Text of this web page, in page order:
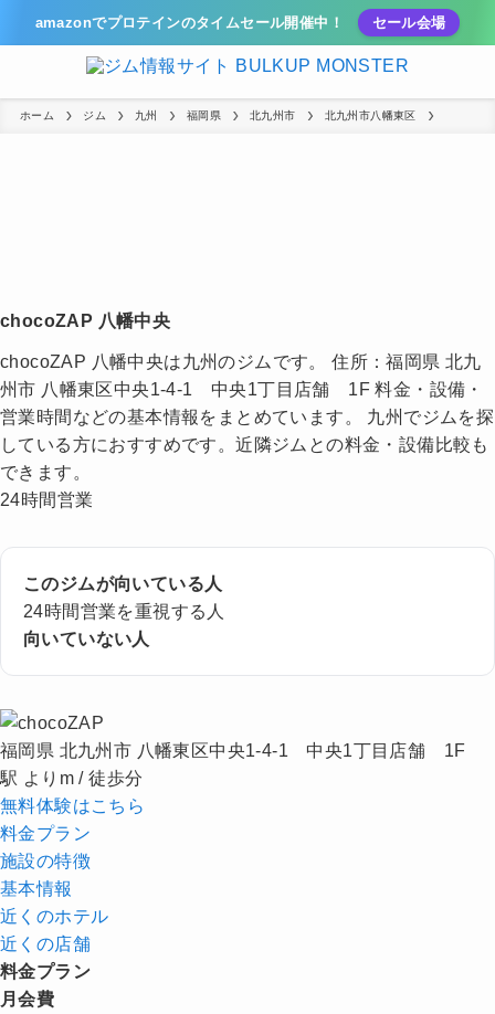
amazonでプロテインのタイムセール開催中！ セール会場
ホーム ジム 九州 福岡県 北九州市 北九州市八幡東区
chocoZAP 八幡中央
chocoZAP 八幡中央は九州のジムです。 住所：福岡県 北九
州市 八幡東区中央1-4-1 中央1丁目店舗 1F 料金・設備・
営業時間などの基本情報をまとめています。 九州でジムを探
している方におすすめです。近隣ジムとの料金・設備比較も
できます。
24時間営業
このジムが向いている人
24時間営業を重視する人
向いていない人
福岡県 北九州市 八幡東区中央1-4-1 中央1丁目店舗 1F
駅 よりm / 徒歩分
無料体験はこちら
料金プラン
施設の特徴
基本情報
近くのホテル
近くの店舗
料金プラン
月会費